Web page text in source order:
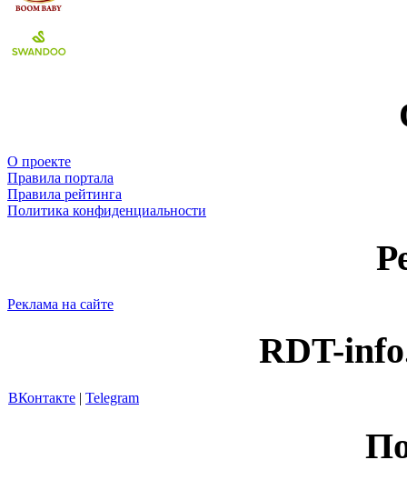
О проекте
Правила портала
Правила рейтинга
Политика конфиденциальности
Реклама на сайте
RDT-
ВКонтакте | Telegram